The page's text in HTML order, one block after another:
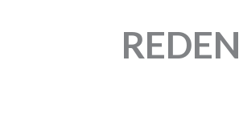
REDEN